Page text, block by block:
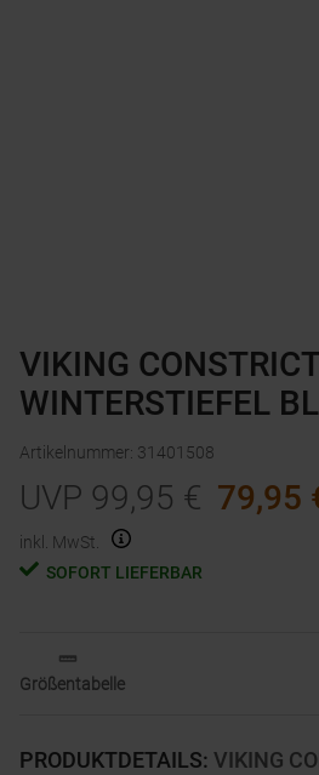
PRODUKTDETAILS: VIKING
VIKING
WINTERSTIEFEL
Artikelnummer: 31401508
UVP 99,95 € 79,95
inkl. MwSt.
SOFORT LIEFERBAR
Größentabelle